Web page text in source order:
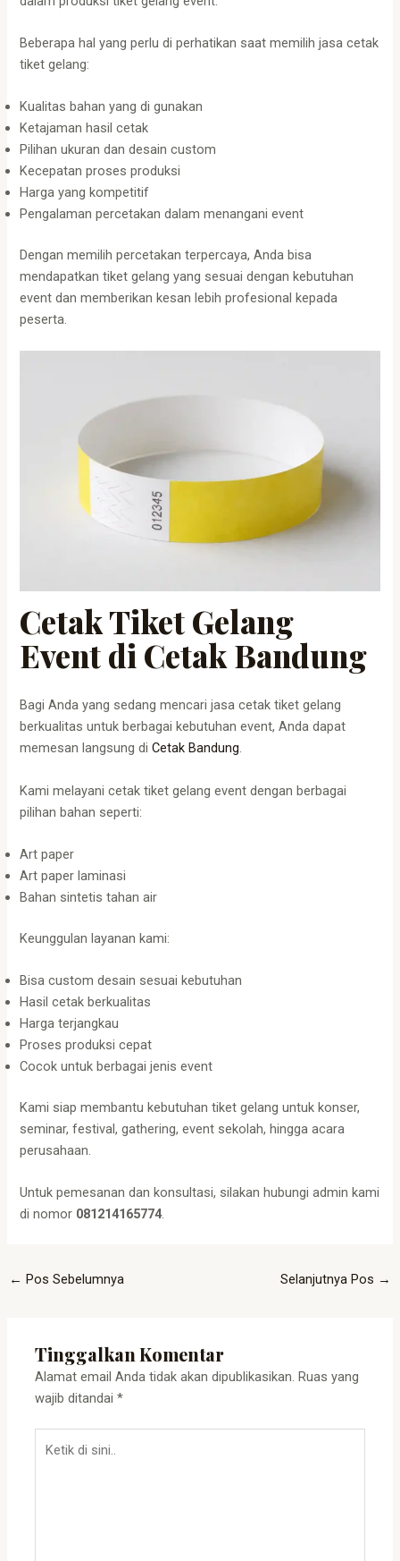
Beberapa hal yang perlu di perhatikan saat memilih jasa cetak
tiket gelang:
Kualitas bahan yang di gunakan
Ketajaman hasil cetak
Pilihan ukuran dan desain custom
Kecepatan proses produksi
Harga yang kompetitif
Pengalaman percetakan dalam menangani event
Dengan memilih percetakan terpercaya, Anda bisa
mendapatkan tiket gelang yang sesuai dengan kebutuhan
event dan memberikan kesan lebih profesional kepada
peserta.
Cetak Tiket Gelang
Event di Cetak Bandung
Bagi Anda yang sedang mencari jasa cetak tiket gelang
berkualitas untuk berbagai kebutuhan event, Anda dapat
memesan langsung di Cetak Bandung.
Kami melayani cetak tiket gelang event dengan berbagai
pilihan bahan seperti:
Art paper
Art paper laminasi
Bahan sintetis tahan air
Keunggulan layanan kami:
Bisa custom desain sesuai kebutuhan
Hasil cetak berkualitas
Harga terjangkau
Proses produksi cepat
Cocok untuk berbagai jenis event
Kami siap membantu kebutuhan tiket gelang untuk konser,
seminar, festival, gathering, event sekolah, hingga acara
perusahaan.
Untuk pemesanan dan konsultasi, silakan hubungi admin kami
di nomor 081214165774.
← Pos Sebelumnya Selanjutnya Pos →
Tinggalkan Komentar
Alamat email Anda tidak akan dipublikasikan. Ruas yang
wajib ditandai*